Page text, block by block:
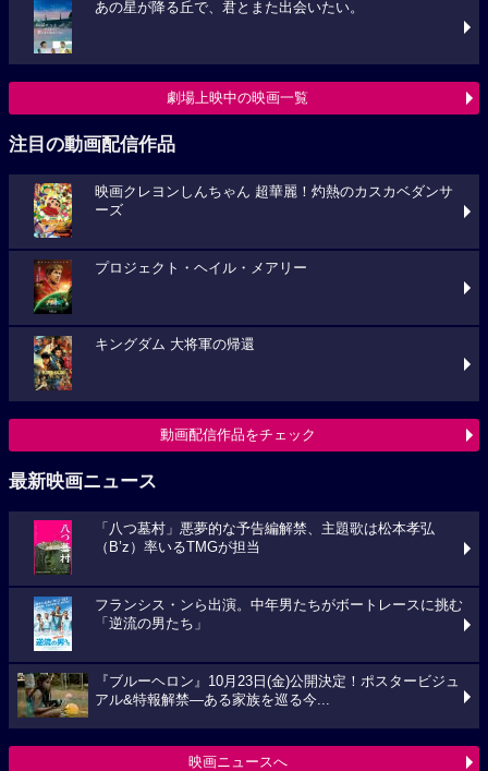
あの星が降る丘で、君とまた出会いたい。
劇場上映中の映画一覧
注目の動画配信作品
映画クレヨンしんちゃん 超華麗！灼熱のカスカベダンサ
ーズ
プロジェクト・ヘイル・メアリー
キングダム 大将軍の帰還
動画配信作品をチェック
最新映画ニュース
「八つ墓村」悪夢的な予告編解禁、主題歌は松本孝弘
（B’z）率いるTMGが担当
フランシス・ンら出演。中年男たちがボートレースに挑む
「逆流の男たち」
『ブルーヘロン』10月23日(金)公開決定！ポスタービジュ
アル&特報解禁―ある家族を巡る今...
映画ニュースへ